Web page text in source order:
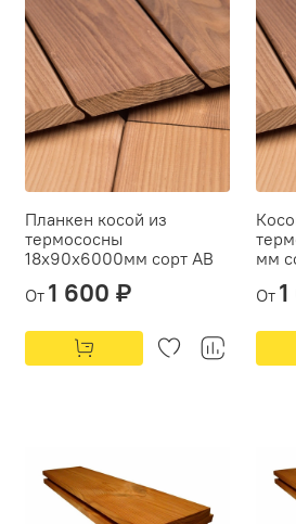
Планкен косой из
термососны
18х90х6000мм сорт АВ
От 1 600 ₽
мм
От